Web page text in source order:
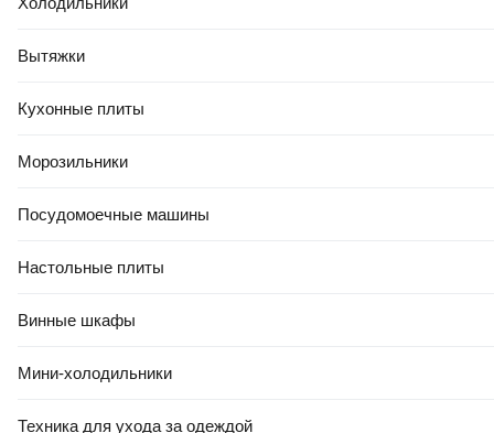
Вытяжки
Кухонные плиты
Морозильники
Посудомоечные машины
Настольные плиты
Винные шкафы
Мини-холодильники
Техника для ухода за одеждой